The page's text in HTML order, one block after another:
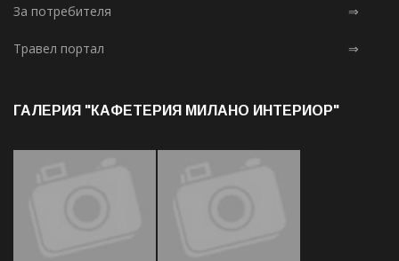
За потребителя ⇒
Травел портал ⇒
ГАЛЕРИЯ "КАФЕТЕРИЯ МИЛАНО ИНТЕРИОР"